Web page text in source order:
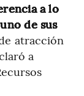
a lo
de sus
atracción
a